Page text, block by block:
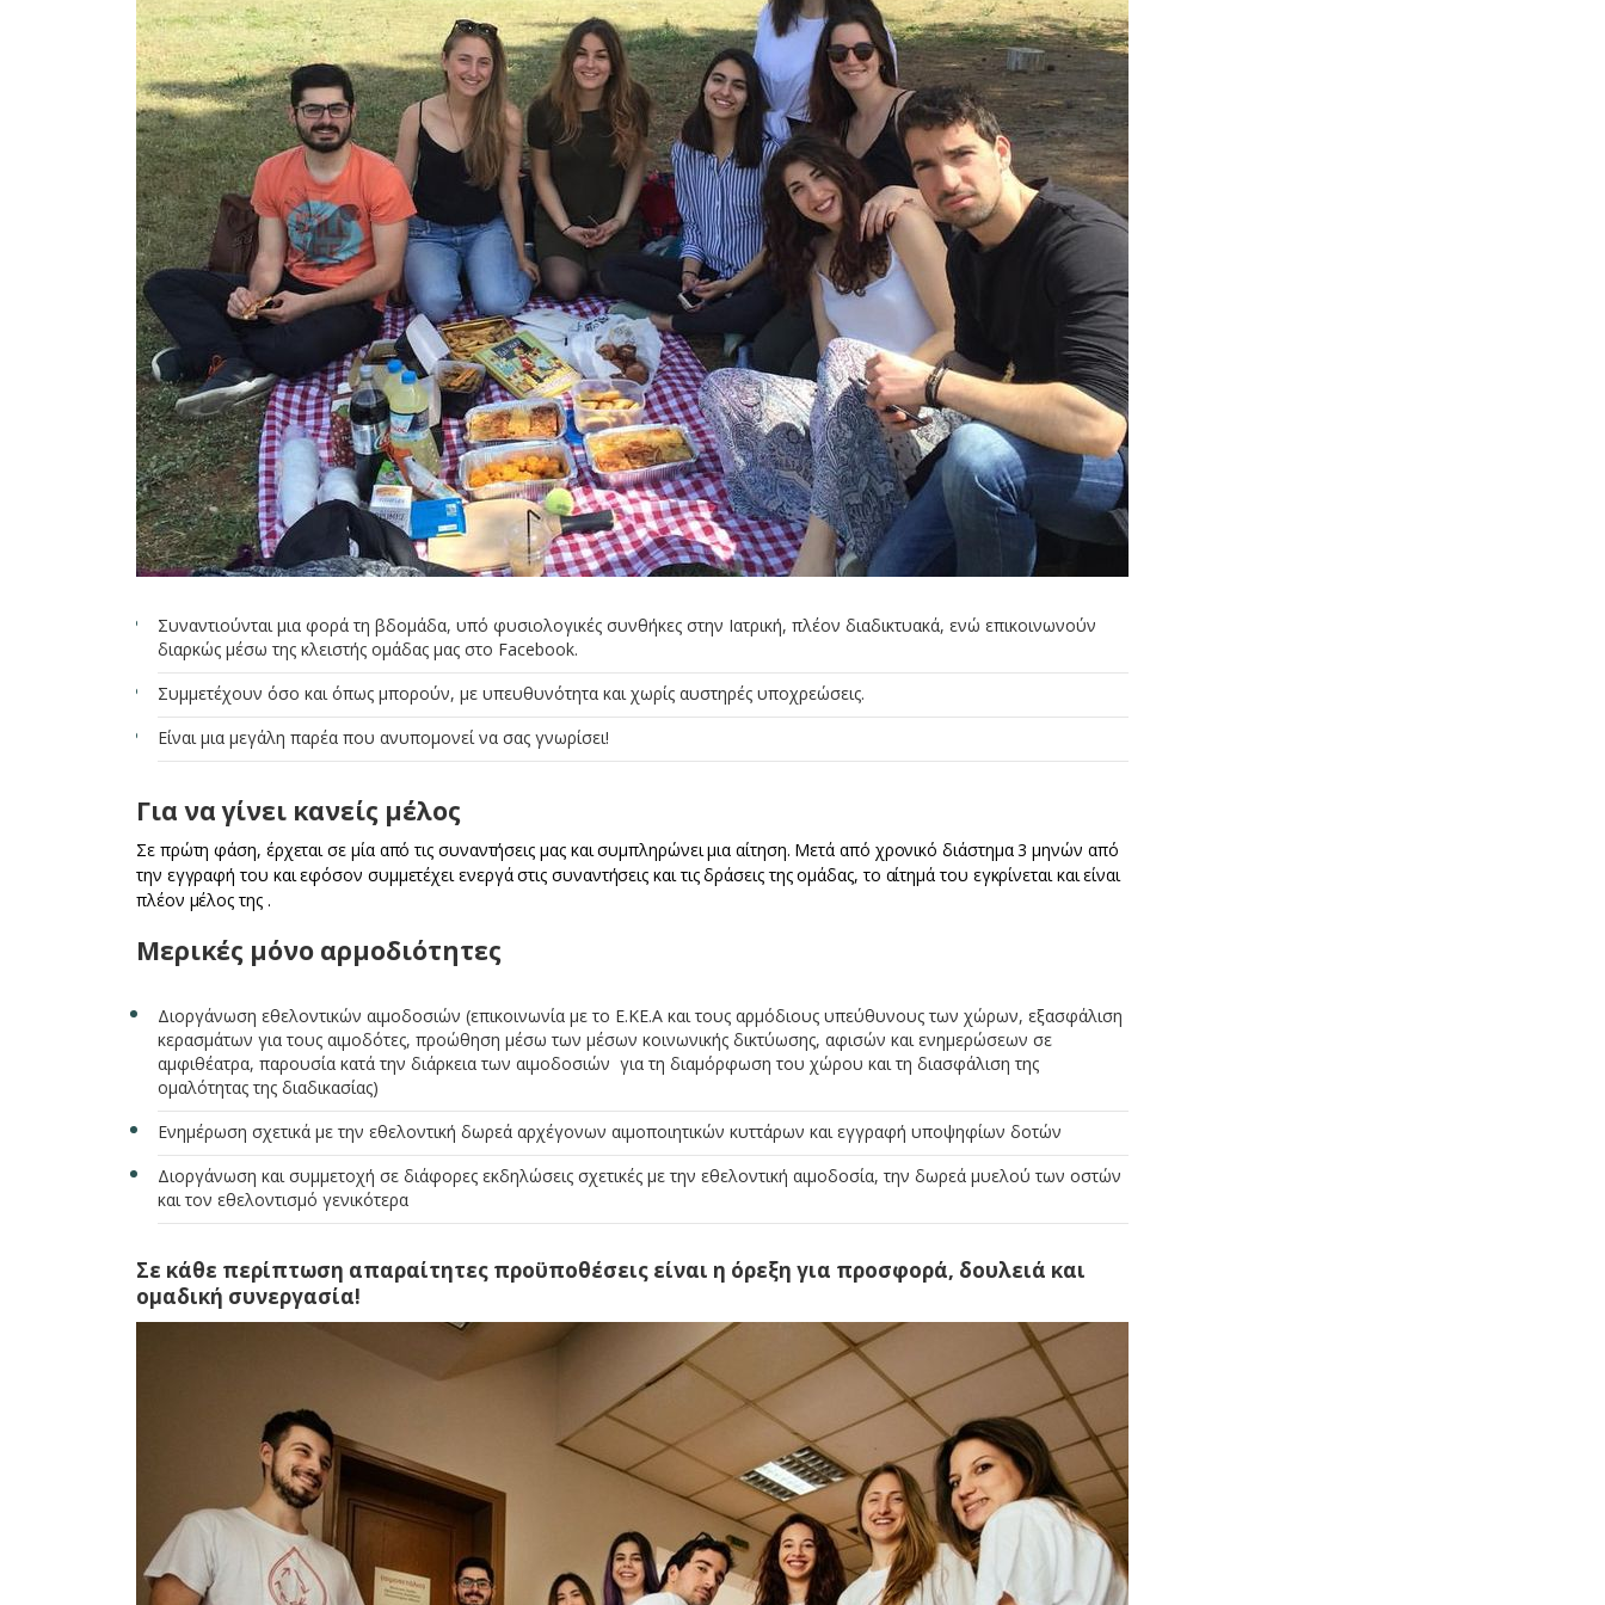
Συναντιούνται μια φορά τη βδομάδα, υπό φυσιολογικές συνθήκες στην Ιατρική, πλέον διαδικτυακά, ενώ επικοινωνούν
διαρκώς μέσω της κλειστής ομάδας μας στο Facebook.
Συμμετέχουν όσο και όπως μπορούν, με υπευθυνότητα και χωρίς αυστηρές υποχρεώσεις.
Είναι μια μεγάλη παρέα που ανυπομονεί να σας γνωρίσει!
Για να γίνει κανείς μέλος
Σε πρώτη φάση, έρχεται σε μία από τις συναντήσεις μας και συμπληρώνει μια αίτηση. Μετά από χρονικό διάστημα 3 μηνών από
την εγγραφή του και εφόσον συμμετέχει ενεργά στις συναντήσεις και τις δράσεις της ομάδας, το αίτημά του εγκρίνεται και είναι
πλέον μέλος της .
Μερικές μόνο αρμοδιότητες
Διοργάνωση εθελοντικών αιμοδοσιών (επικοινωνία με το Ε.ΚΕ.Α και τους αρμόδιους υπεύθυνους των χώρων, εξασφάλιση
κερασμάτων για τους αιμοδότες, προώθηση μέσω των μέσων κοινωνικής δικτύωσης, αφισών και ενημερώσεων σε
αμφιθέατρα, παρουσία κατά την διάρκεια των αιμοδοσιών για τη διαμόρφωση του χώρου και τη διασφάλιση της
ομαλότητας της διαδικασίας)
Ενημέρωση σχετικά με την εθελοντική δωρεά αρχέγονων αιμοποιητικών κυττάρων και εγγραφή υποψηφίων δοτών
Διοργάνωση και συμμετοχή σε διάφορες εκδηλώσεις σχετικές με την εθελοντική αιμοδοσία, την δωρεά μυελού των οστών
και τον εθελοντισμό γενικότερα
Σε κάθε περίπτωση απαραίτητες προϋποθέσεις είναι η όρεξη για προσφορά, δουλειά και
ομαδική συνεργασία!